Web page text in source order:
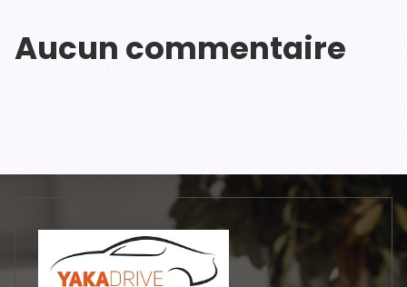
Aucun commentaire